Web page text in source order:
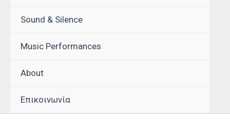
Sound & Silence
Music Performances
About
Επικοινωνία